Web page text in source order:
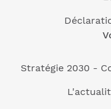
Stratégie 2030 -